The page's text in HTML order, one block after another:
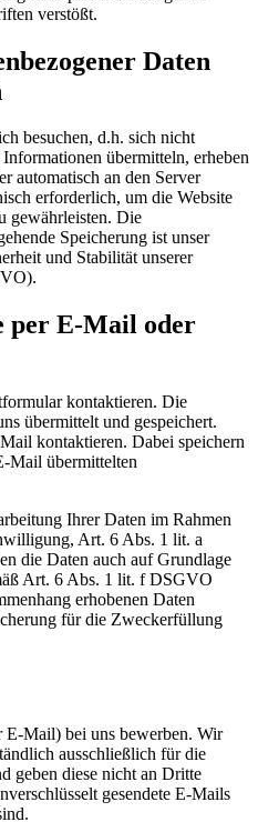
verstößt.
Daten
besuchen, d.h. sich nicht
übermitteln, erheben
automatisch an den Server
erforderlich, um die Website
gewährleisten. Die
Speicherung ist unser
und Stabilität unserer
per E-Mail oder
kontaktieren. Die
übermittelt und gespeichert.
kontaktieren. Dabei speichern
Mail übermittelten
Ihrer Daten im Rahmen
Art. 6 Abs. 1 lit. a
die Daten auch auf Grundlage
Art. 6 Abs. 1 lit. f DSGVO
erhobenen Daten
für die Zweckerfüllung
E-Mail) bei uns bewerben. Wir
ausschließlich für die
geben diese nicht an Dritte
gesendete E-Mails